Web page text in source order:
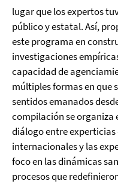
lugar que los expertos
público y estatal. Así,
este programa en
investigaciones
capacidad de
múltiples formas en que
sentidos emanados
compilación se organiza
diálogo entre experticias
internacionales y las
foco en las dinámicas
procesos que